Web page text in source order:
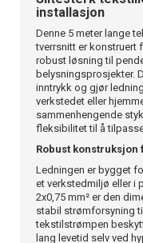
installasjon
Denne 5 meter lange
tverrsnitt er konstruert
robust løsning til
belysningsprosjekter.
inntrykk og gjør
verkstedet eller
sammenhengende
fleksibilitet til å
Robust
Ledningen er bygget
et verkstedmiljø eller i
2x0,75 mm² er den
stabil strømforsyning
tekstilstrømpen
lang levetid selv ved